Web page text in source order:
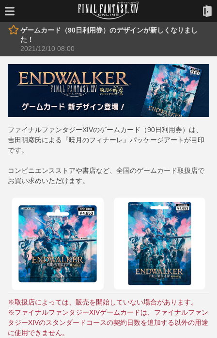
ゲームカード（90日利用券）のデザインが新しくなりまし
た！
2021/12/10 08:00
ファイナルファンタジーXIVのゲームカード（90日利用券）は、
吉田明彦氏による『暁月のフィナーレ』パッケージアートが目印
です。
コンビニエンスストアや書店など、全国のゲームカード取扱店で
お買い求めいただけます。
※取扱店によっては、販売を開始していない場合があります。
※ファイナルファンタジーXIVゲームカードは、ファイナルファン
タジーXIVのスタンダードコースの契約日数を追加する以外の用途
に使用できません。